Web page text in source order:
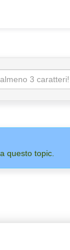
questo topic.